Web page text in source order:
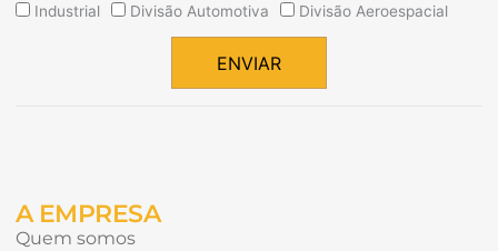
QuaisIndustrial Divisão Automotiva Divisão Aeroespacial
ENVIAR
A EMPRESA
Quem somos